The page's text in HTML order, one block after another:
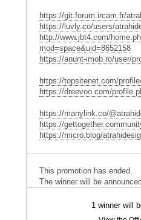
https://git.forum.ircam.fr/
https://luvly.co/users/
http://www.jbt4.com/
mod=space&uid=8652158
https://anunt-imob.ro/user/
https://topsitenet.com/
https://dreevoo.com/
https://manylink.co/
https://
https://micro.blog/
This promotion has ended.
The winner will be
1 winner will